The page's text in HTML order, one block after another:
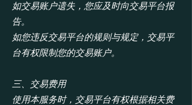
如交易账户遗失，您应及时向交易平台报
告。
如您违反交易平台的规则与规定，交易平
台有权限制您的交易账户。
三、交易费用
使用本服务时，交易平台有权根据相关费